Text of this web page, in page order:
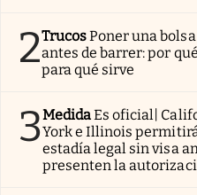
2TrucosPoner una
antes de barrer: por
para qué sirve
3MedidaEs oficial|
York e Illinois
estadía legal sin visa
presenten la